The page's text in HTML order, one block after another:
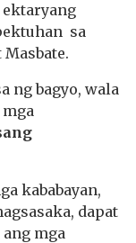
ektaryang
sa
ng bagyo, wala
kababayan,
dapat
mga